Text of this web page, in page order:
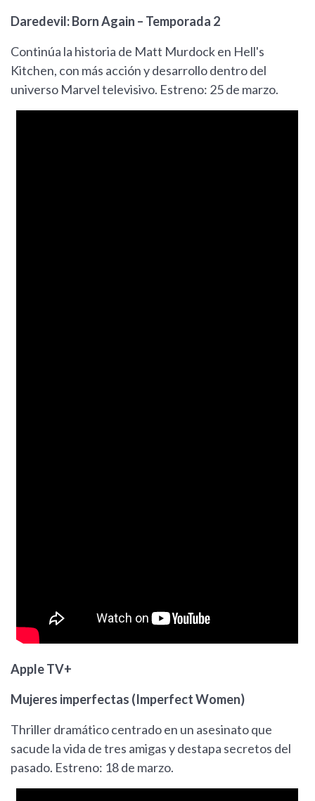
Daredevil: Born Again – Temporada 2
Continúa la historia de Matt Murdock en Hell's
Kitchen, con más acción y desarrollo dentro del
universo Marvel televisivo. Estreno: 25 de marzo.
Apple TV+
Mujeres imperfectas (Imperfect Women)
Thriller dramático centrado en un asesinato que
sacude la vida de tres amigas y destapa secretos del
pasado. Estreno: 18 de marzo.